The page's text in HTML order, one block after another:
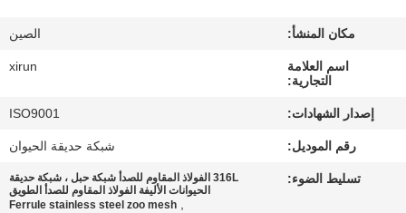
مراقبة
الجودة
مكان المنشأ: الصين
اسم العلامة
التجارية:
xirun
إصدار الشهادات: ISO9001
رقم الموديل: شبكة حديقة الحيوان
تسليط الضوء:
316L الفولاذ المقاوم للصدأ شبكة حبل ، شبكة حديقة
الحيوانات الأليفة الفولاذ المقاوم للصدأ الطويق
,
Ferrule stainless steel zoo mesh